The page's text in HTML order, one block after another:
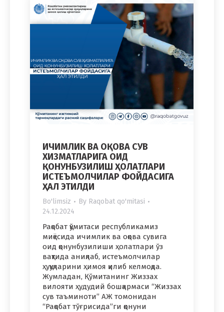
ИЧИМЛИК ВА ОҚОВА СУВ
ХИЗМАТЛАРИГА ОИД
ҚОНУНБУЗИЛИШ ҲОЛАТЛАРИ
ИСТЕЪМОЛЧИЛАР ФОЙДАСИГА
ҲАЛ ЭТИЛДИ
Bo'limsiz By Raqobat qo'mitasi
24.12.2024
Рақобат қўмитаси республикамиз
миқёсида ичимлик ва оқова сувига
оид қонунбузилиши ҳолатлари ўз
вақтида аниқлаб, истеъмолчилар
ҳуқуқларини ҳимоя қилиб келмоқда.
Жумладан, Қўмитанинг Жиззах
вилояти ҳудудий бошқармаси “Жиззах
сув таъминоти” АЖ томонидан
“Рақобат тўғрисида”ги қонуни